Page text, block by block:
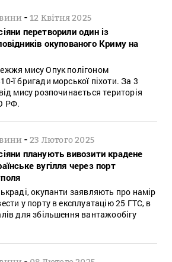
-12 Квітня 2025
перетворили один із
окупованого Криму на
мису Опук полігоном
ї бригади морської піхоти. За 3
мису розпочинається територія
РФ.
-23 Лютого 2025
планують вивозити крадене
вугілля через порт
окупанти заявляють про намір
у порту в експлуатацію 25 ГТС, в
для збільшення вантажообігу